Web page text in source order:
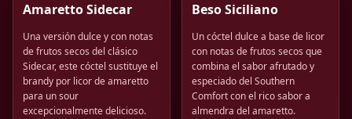
Amaretto Sidecar
Una versión dulce y con notas
de frutos secos del clásico
Sidecar, este cóctel sustituye el
brandy por licor de amaretto
para un sour
excepcionalmente delicioso.
Beso Siciliano
Un cóctel dulce a base de licor
con notas de frutos secos que
combina el sabor afrutado y
especiado del Southern
Comfort con el rico sabor a
almendra del amaretto.